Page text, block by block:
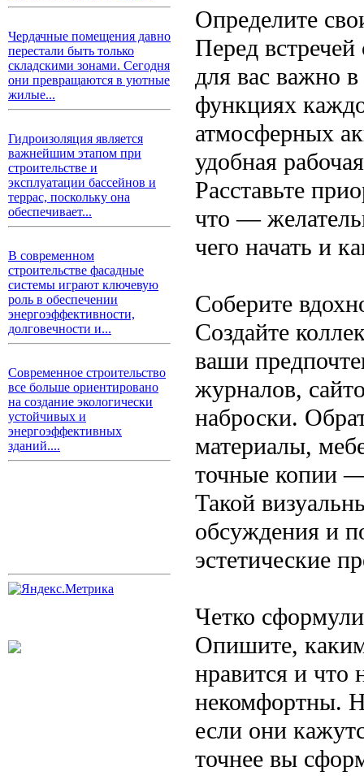
Чердачные помещения давно
перестали быть только
складскими зонами. Сегодня
они превращаются в уютные
жилые...
Гидроизоляция является
важнейшим этапом при
строительстве и
эксплуатации бассейнов и
террас, поскольку она
обеспечивает...
В современном
строительстве фасадные
системы играют ключевую
роль в обеспечении
энергоэффективности,
долговечности и...
Современное строительство
все больше ориентировано
на создание экологически
устойчивых и
энергоэффективных
зданий....
Определите
Перед встречей
для вас важно
функциях
атмосферных
удобная
Расставьте
что —
чего начать и
Соберите
Создайте
ваши
журналов,
наброски.
материалы,
точные копии
Такой
обсуждения и
эстетические
Четко
Опишите,
нравится и что
некомфортны.
если они
точнее вы